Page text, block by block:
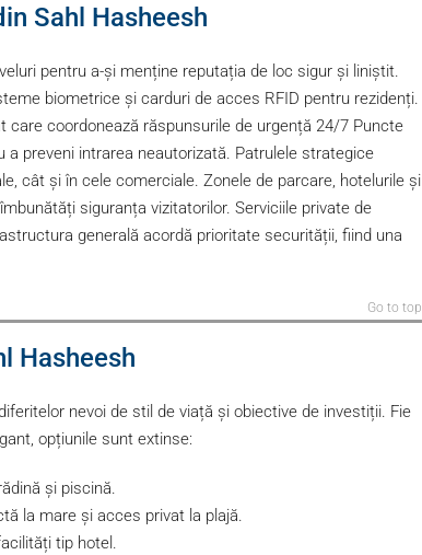
Sahl Hasheesh
pentru a-și menține reputația de loc sigur și liniștit.
biometrice și carduri de acces RFID pentru rezidenți.
coordonează răspunsurile de urgență 24/7 Puncte
preveni intrarea neautorizată. Patrulele strategice
cât și în cele comerciale. Zonele de parcare, hotelurile și
siguranța vizitatorilor. Serviciile private de
generală acordă prioritate securității, fiind una
Go to top
Hasheesh
nevoi de stil de viață și obiective de investiții. Fie
opțiunile sunt extinse:
și piscină.
la mare și acces privat la plajă.
tip hotel.